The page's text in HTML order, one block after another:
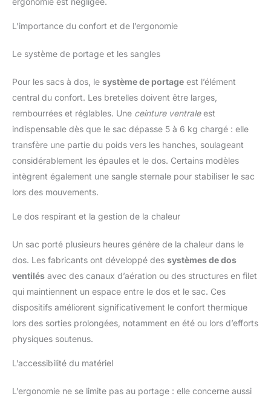
L’importance du confort et de l’ergonomie
Le système de portage et les sangles
Pour les sacs à dos, le système de portage est l’élément
central du confort. Les bretelles doivent être larges,
rembourrées et réglables. Une ceinture ventraleest
indispensable dès que le sac dépasse 5 à 6 kg chargé : elle
transfère une partie du poids vers les hanches, soulageant
considérablement les épaules et le dos. Certains modèles
intègrent également une sangle sternale pour stabiliser le sac
lors des mouvements.
Le dos respirant et la gestion de la chaleur
Un sac porté plusieurs heures génère de la chaleur dans le
dos. Les fabricants ont développé des systèmes de dos
ventilés avec des canaux d’aération ou des structures en filet
qui maintiennent un espace entre le dos et le sac. Ces
dispositifs améliorent significativement le confort thermique
lors des sorties prolongées, notamment en été ou lors d’efforts
physiques soutenus.
L’accessibilité du matériel
L’ergonomie ne se limite pas au portage : elle concerne aussi